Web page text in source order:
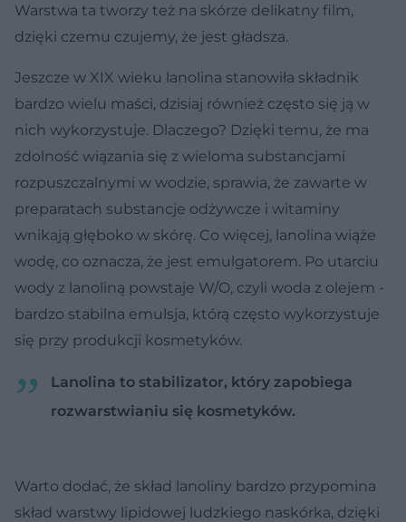
Warstwa ta tworzy też na skórze delikatny film,
dzięki czemu czujemy, że jest gładsza.
Jeszcze w XIX wieku lanolina stanowiła składnik
bardzo wielu maści, dzisiaj również często się ją w
nich wykorzystuje. Dlaczego? Dzięki temu, że ma
zdolność wiązania się z wieloma substancjami
rozpuszczalnymi w wodzie, sprawia, że zawarte w
preparatach substancje odżywcze i witaminy
wnikają głęboko w skórę. Co więcej, lanolina wiąże
wodę, co oznacza, że jest emulgatorem. Po utarciu
wody z lanoliną powstaje W/O, czyli woda z olejem -
bardzo stabilna emulsja, którą często wykorzystuje
się przy produkcji kosmetyków.
Lanolina to stabilizator, który zapobiega
rozwarstwianiu się kosmetyków.
Warto dodać, że skład lanoliny bardzo przypomina
skład warstwy lipidowej ludzkiego naskórka, dzięki